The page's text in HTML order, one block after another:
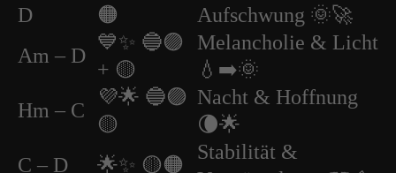
D
🟠
Aufschwung 🌞🚀
Am – D
💙✨ 🔵🟣
+ 🟡
Melancholie & Licht
💧➡️🌞
Hm – C
💜🌟 🔵🟣
🟡
Nacht & Hoffnung
🌘🌟
C – D
🌟✨ 🟡🟠
Stabilität &